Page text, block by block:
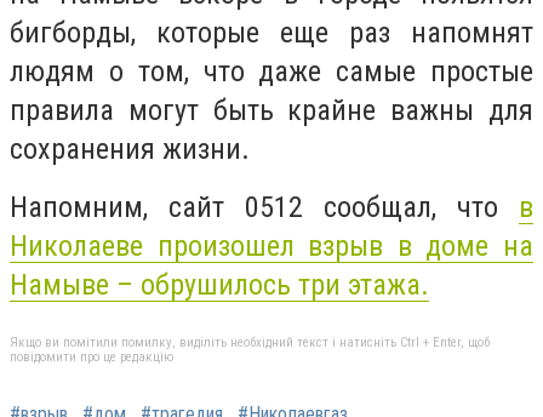
бигборды, которые еще раз напомнят
людям о том, что даже самые простые
правила могут быть крайне важны для
сохранения жизни.
Напомним, сайт 0512 сообщал, что в
Николаеве произошел взрыв в доме на
Намыве – обрушилось три этажа.
Якщо ви помітили помилку, виділіть необхідний текст і натисніть Ctrl + Enter, щоб
повідомити про це редакцію